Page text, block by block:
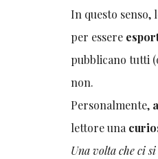
In questo
per essere
pubblicano tutti
non.
Personalmente,
lettore una
Una volta che ci